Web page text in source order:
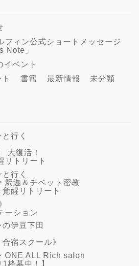
フィン公式ショートメッセージ
Note」
イベント
書籍 最新情報 未分類
行く
大復活！
リトリート
行く
釈迦＆チベット密教
醒リトリート
ーション
の伊豆下田
宿スクール》
ONE ALL Rich salon
枠募中！】